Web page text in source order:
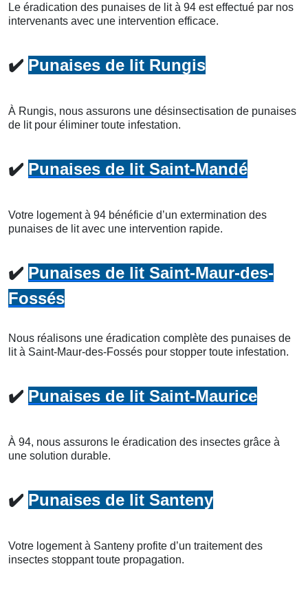
Le éradication des punaises de lit à 94 est effectué par nos
intervenants avec une intervention efficace.
✔️ Punaises de lit Rungis
À Rungis, nous assurons une désinsectisation de punaises
de lit pour éliminer toute infestation.
✔️ Punaises de lit Saint-Mandé
Votre logement à 94 bénéficie d’un extermination des
punaises de lit avec une intervention rapide.
✔️ Punaises de lit Saint-Maur-des-
Fossés
Nous réalisons une éradication complète des punaises de
lit à Saint-Maur-des-Fossés pour stopper toute infestation.
✔️ Punaises de lit Saint-Maurice
À 94, nous assurons le éradication des insectes grâce à
une solution durable.
✔️ Punaises de lit Santeny
Votre logement à Santeny profite d’un traitement des
insectes stoppant toute propagation.